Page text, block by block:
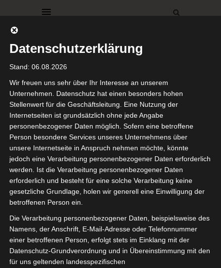
Unter der Rubrik „Köstlichkeiten“, findet Ihr eine
kleine Sammlung von Impressionen, Rezepten,
Leckereien und Deko-Ideen die Euch durch das erste
Blogjahr führen.
x
Viel Spaß beim stöbern.
Schokoladentorte mit Lebkuchenhaus
X
x
Datenschutzerklärung
Stand: 06.08.2026
Wir freuen uns sehr über Ihr Interesse an unserem
Unternehmen. Datenschutz hat einen besonders hohen
Stellenwert für die Geschäftsleitung. Eine Nutzung der
Internetseiten ist grundsätzlich ohne jede Angabe
personenbezogener Daten möglich. Sofern eine betroffene
Person besondere Services unseres Unternehmens über
unsere Internetseite in Anspruch nehmen möchte, könnte
jedoch eine Verarbeitung personenbezogener Daten erforderlich
werden. Ist die Verarbeitung personenbezogener Daten
erforderlich und besteht für eine solche Verarbeitung keine
gesetzliche Grundlage, holen wir generell eine Einwilligung der
betroffenen Person ein.
Die Verarbeitung personenbezogener Daten, beispielsweise des
Namens, der Anschrift, E-Mail-Adresse oder Telefonnummer
einer betroffenen Person, erfolgt stets im Einklang mit der
Datenschutz-Grundverordnung und in Übereinstimmung mit den
für uns geltenden landesspezifischen